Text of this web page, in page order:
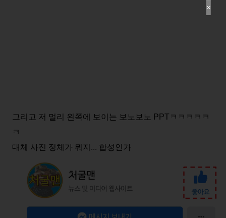
그리고 저 멀리 왼쪽에 보이는 보노보노 PPTㅋㅋㅋㅋㅋ
ㅋ
대체 사진 정체가 뭐지... 합성인가
✕